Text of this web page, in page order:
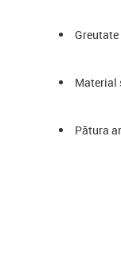
Material
Pătura